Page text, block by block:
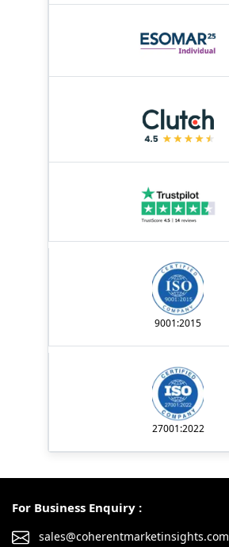
9001:2015
27001:2022
For Business Enquiry :
sales@coherentmarketinsights.com